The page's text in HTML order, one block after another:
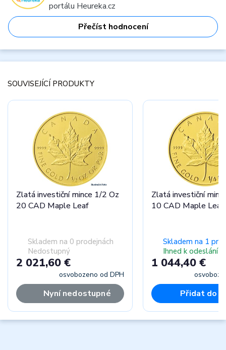
portálu Heureka.cz
Přečíst hodnocení
SOUVISEJÍCÍ PRODUKTY
Zlatá investiční mince 1/2 Oz
20 CAD Maple Leaf
Skladem na 0 prodejnách
Nedostupný
2 021,60 €
osvobozeno od DPH
Nyní nedostupné
Zlatá investiční
10 CAD Maple Leaf
Skladem na 1
Ihned k odeslání
1 044,40 €
Přidat do